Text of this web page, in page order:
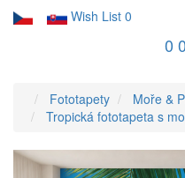
Wish List 0
0
Fototapety
Moře &
Tropická fototapeta s